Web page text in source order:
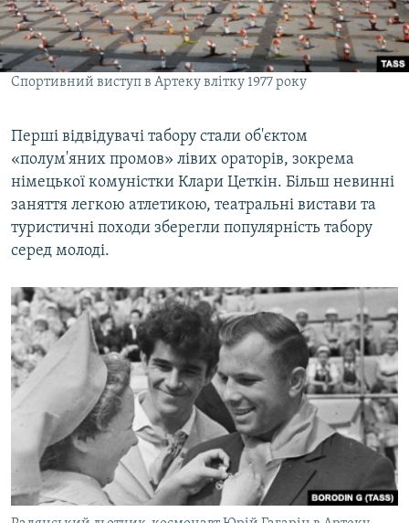
Спортивний виступ в Артеку влітку 1977 року
Перші відвідувачі табору стали об'єктом
«полум'яних промов» лівих ораторів, зокрема
німецької комуністки Клари Цеткін. Більш невинні
заняття легкою атлетикою, театральні вистави та
туристичні походи зберегли популярність табору
серед молоді.